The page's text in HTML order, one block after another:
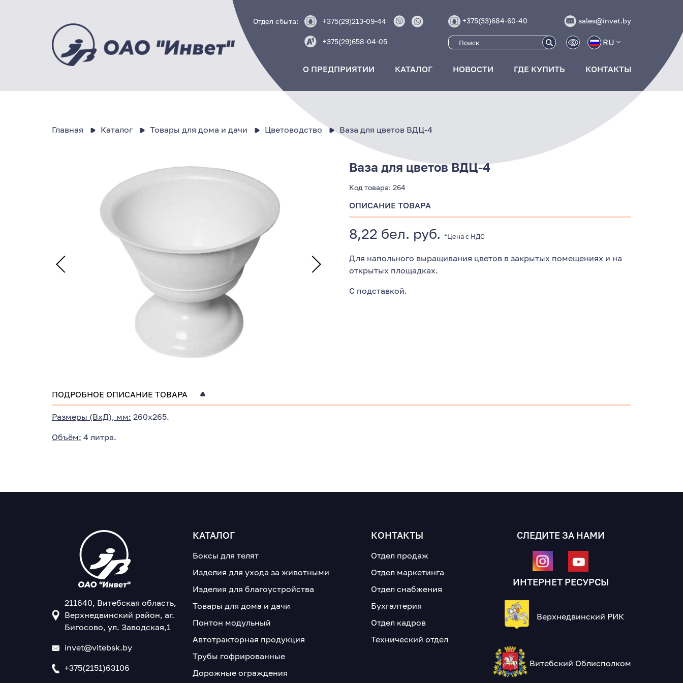
Отдел сбыта: +375(29)213-09-44
+375(29)658-04-05
+375(33)684-60-40 sales@invet.by
RU
О ПРЕДПРИЯТИИ КАТАЛОГ НОВОСТИ ГДЕ КУПИТЬ КОНТАКТЫ
Главная Каталог Товары для дома и дачи Цветоводство Ваза для цветов ВДЦ-4
Ваза для цветов ВДЦ-4
Код товара: 264
ОПИСАНИЕ ТОВАРА
8,22 бел. руб. *Цена с НДС
Для напольного выращивания цветов в закрытых помещениях и на
открытых площадках.
С подставкой.
ПОДРОБНОЕ ОПИСАНИЕ ТОВАРА
Размеры (ВхД), мм: 260х265.
Объём: 4 литра.
211640, Витебская область,
Верхнедвинский район, аг.
Бигосово, ул. Заводская,1
invet@vitebsk.by
+375(2151)63106
КАТАЛОГ
Боксы для телят
Изделия для ухода за животными
Изделия для благоустройства
Товары для дома и дачи
Понтон модульный
Автотракторная продукция
Трубы гофрированные
Дорожные ограждения
КОНТАКТЫ
Отдел продаж
Отдел маркетинга
Отдел снабжения
Бухгалтерия
Отдел кадров
Технический отдел
СЛЕДИТЕ ЗА НАМИ
ИНТЕРНЕТ РЕСУРСЫ
Верхнедвинский РИК
Витебский Облисполком